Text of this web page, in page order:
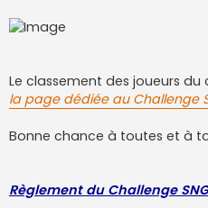
Le classement des joueurs
la page dédiée au Challenge
Bonne chance à toutes et à
Règlement du Challenge